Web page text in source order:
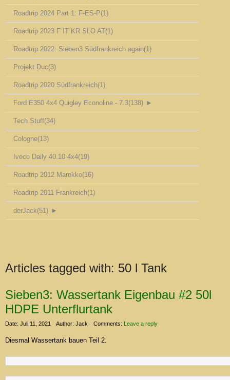
Roadtrip 2024 Part 1: F-ES-P(1)
Roadtrip 2023 F IT KR SLO AT(1)
Roadtrip 2022: Sieben3 Südfrankreich again(1)
Projekt Duc(3)
Roadtrip 2020 Südfrankreich(1)
Ford E350 4x4 Quigley Econoline - 7.3(138) ►
Tech Stuff(34)
Cologne(13)
Iveco Daily 40.10 4x4(19)
Roadtrip 2012 Marokko(16)
Roadtrip 2011 Frankreich(1)
derJack(51) ►
Articles tagged with: 50 l Tank
Sieben3: Wassertank Eigenbau #2 50l
HDPE Unterflurtank
Date: Juli 11, 2021 Author: Jack Comments: Leave a reply
Diesmal Wassertank bauen Teil 2.